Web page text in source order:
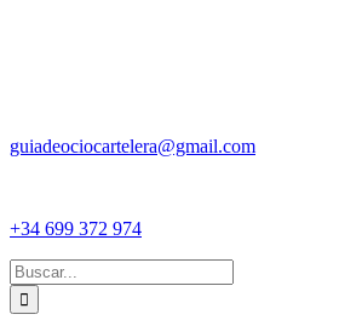
guiadeociocartelera@gmail.com
+34 699 372 974
Buscar: